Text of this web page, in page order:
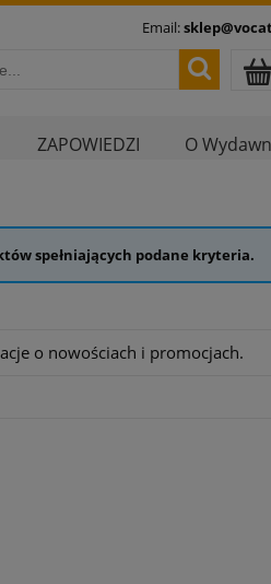
Email:
ZAPOWIEDZI O
spełniających podane kryteria.
o nowościach i promocjach.